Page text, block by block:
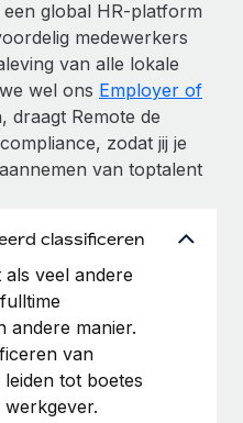
global HR-platform
medewerkers
van alle lokale
wel ons Employer of
draagt Remote de
zodat jij je
van toptalent
classificeren
veel andere
andere manier.
van
tot boetes